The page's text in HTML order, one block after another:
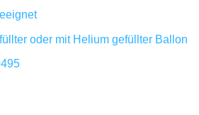
oder mit Helium gefüllter Ballon